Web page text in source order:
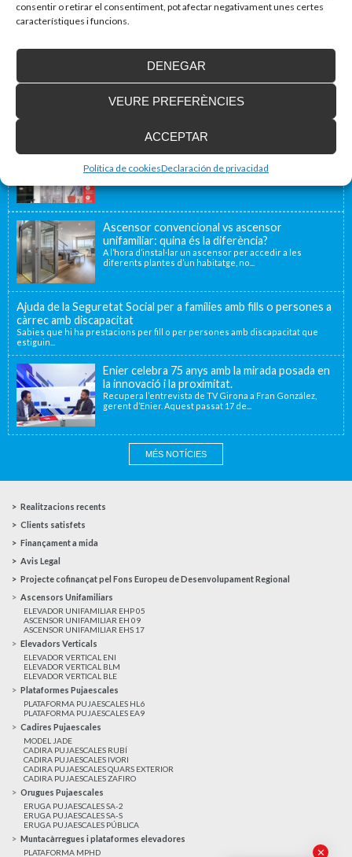
consentir o retirar el consentiment, pot afectar negativament unes certes
característiques i funcions.
ACCEPTAR
DENEGAR
VEURE PREFERÈNCIES
Política de cookiesDeclaración de privacidad
Blog d'accessibilitat
València a una nova ubicació...
Ascensor convencional vs ascensor
unifamiliar: quina és la diferència?
A l’hora d’instal·lar un ascensor per accedir a les
diferents plantes d’un habitatge, no...
Ajuda de la Seguretat Social per a famílies amb fills o persones a
càrrec amb discapacitat
Sabies que hi ha prestacions per fill o per persones amb discapacitat que
estiguin...
Enier celebra 75 anys amb la mirada posada en
la innovació i la proximitat.
Recupera l’entrevista de TV Girona a Fran González,
gerent d’Enier. Aquest passat 17 de...
MÉS NOTÍCIES
Realitzacions recents
Clients satisfets
Finançament a mida
Avis Legal
Projecte cofinançat pel Fons Europeu de Desenvolupament Regional
Ascensors Unifamiliars
ELEVADOR UNIFAMILIAR EHP 05
ASCENSOR UNIFAMILIAR EH 09
ASCENSOR UNIFAMILIAR EHS 17
Elevadors Verticals
ELEVADOR VERTICAL ENI
ELEVADOR VERTICAL BLM
ELEVADOR VERTICAL BLE
Plataformes Pujaescales
PLATAFORMA PUJAESCALES HL6
PLATAFORMA PUJAESCALES EA9
Cadires Pujaescales
MODEL JADE
CADIRA PUJAESCALES RUBÍ
CADIRA PUJAESCALES IVORI
CADIRA PUJAESCALES QUARS EXTERIOR
CADIRA PUJAESCALES ZAFIRO
Orugues Pujaescales
ERUGA PUJAESCALES SA-2
ERUGA PUJAESCALES SA-S
ERUGA PUJAESCALES PÚBLICA
Muntacàrregues i plataformes elevadores
PLATAFORMA MPHD
✕